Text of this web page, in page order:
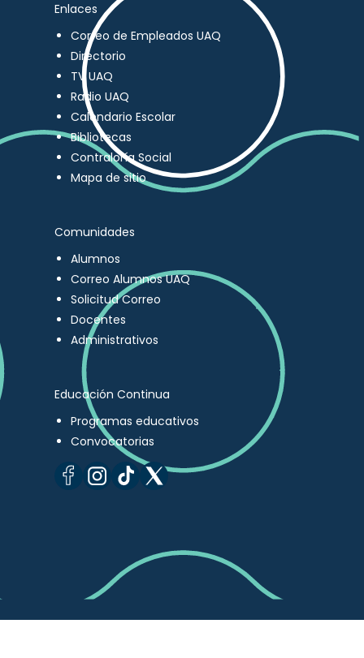
Enlaces
Correo de Empleados UAQ
Directorio
TV UAQ
Radio UAQ
Calendario Escolar
Bibliotecas
Contraloría Social
Mapa de sitio
Comunidades
Alumnos
Correo Alumnos UAQ
Solicitud Correo
Docentes
Administrativos
Educación Continua
Programas educativos
Convocatorias